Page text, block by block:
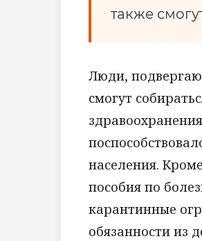
также
Люди,
смогут
населения.
пособия по
карантинные
обязанности из